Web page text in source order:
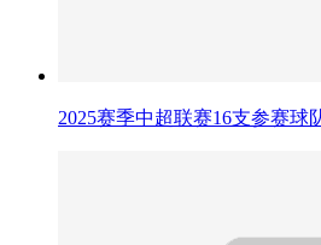
2025赛季中超联赛16支参赛球